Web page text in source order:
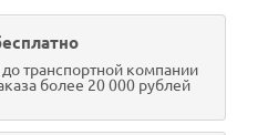
транспортной компании
более 20 000 рублей